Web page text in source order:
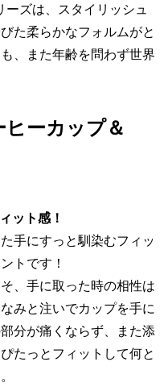
ズは、スタイリッシュ
た柔らかなフォルムがと
、また年齢を問わず世界
ーカップ＆
ット感！
手にすっと馴染むフィッ
トです！
、手に取った時の相性は
みと注いでカップを手に
分が痛くならず、また添
たっとフィットして何と